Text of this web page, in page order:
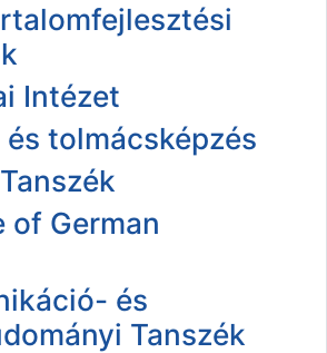
Intézet
tolmácsképzés
of German
és
Tanszék